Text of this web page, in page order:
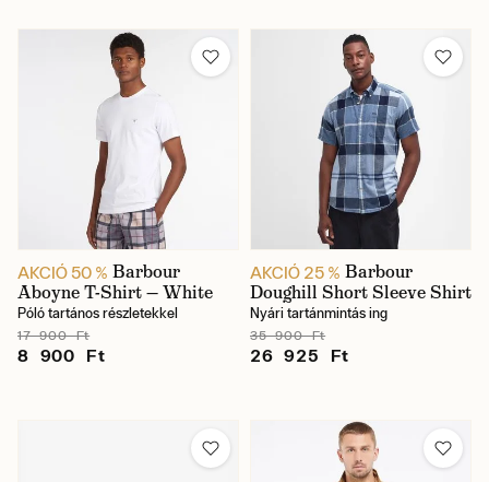
AKCIÓ 50 % Barbour
Aboyne T-Shirt — White
Póló tartános részletekkel
17 900 Ft
8 900 Ft
AKCIÓ 25 % Barbour
Doughill Short Sleeve Shirt
Nyári tartánmintás ing
35 900 Ft
26 925 Ft